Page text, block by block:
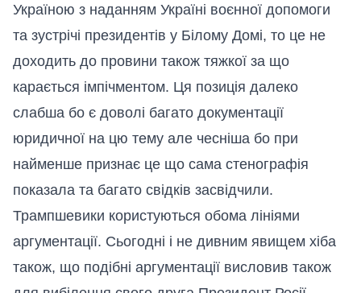
Україною з наданням Україні воєнної допомоги
та зустрічі президентів у Білому Домі, то це не
доходить до провини також тяжкої за що
карається імпічментом. Ця позиція далеко
слабша бо є доволі багато документації
юридичної на цю тему але чесніша бо при
найменше признає це що сама стенографія
показала та багато свідків засвідчили.
Трампшевики користуються обома лініями
аргументації. Сьогодні і не дивним явищем хіба
також, що подібні аргументації висловив також